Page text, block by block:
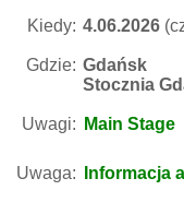
Kiedy: 4.06.2026
Gdzie: Gdańsk
Stocznia
Uwagi: Main Stage
Uwaga: Informacja